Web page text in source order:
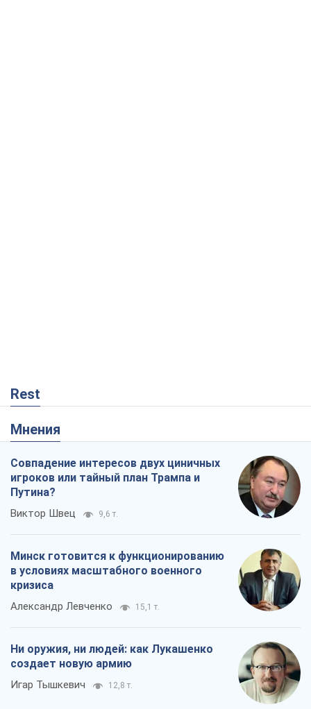
Rest
Мнения
Совпадение интересов двух циничных
игроков или тайный план Трампа и
Путина?
Виктор Швец 9,6 т.
Минск готовится к функционированию
в условиях масштабного военного
кризиса
Александр Левченко 15,1 т.
Ни оружия, ни людей: как Лукашенко
создает новую армию
Игар Тышкевич 12,8 т.